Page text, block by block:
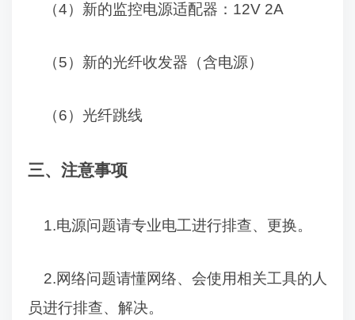
（4）新的监控电源适配器： 12V 2A
（5）新的光纤收发器（含电源）
（6）光纤跳线
三、注意事项
1.电源问题请专业电工进行排查、更换。
2.网络问题请懂网络、会使用相关工具的人
员进行排查、解决。